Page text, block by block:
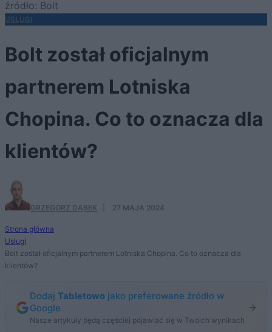
źródło: Bolt
USŁUGI
Bolt został oficjalnym
partnerem Lotniska
Chopina. Co to oznacza dla
klientów?
GRZEGORZ DĄBEK 27 MAJA 2024
Strona główna
Usługi
Bolt został oficjalnym partnerem Lotniska Chopina. Co to oznacza dla
klientów?
Dodaj Tabletowo jako preferowane źródło w
Google
Nasze artykuły będą częściej pojawiać się w Twoich wynikach